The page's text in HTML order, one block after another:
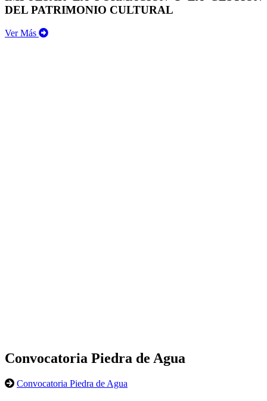
DEL PATRIMONIO CULTURAL
Ver Más
Convocatoria Piedra de Agua
Convocatoria Piedra de Agua